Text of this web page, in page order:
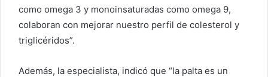
como omega 3 y monoinsaturadas como omega 9,
colaboran con mejorar nuestro perfil de colesterol y
triglicéridos”.
Además, la especialista, indicó que “la palta es un